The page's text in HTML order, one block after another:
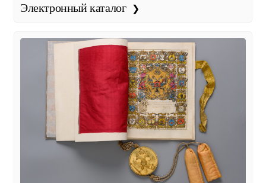
Электронный каталог